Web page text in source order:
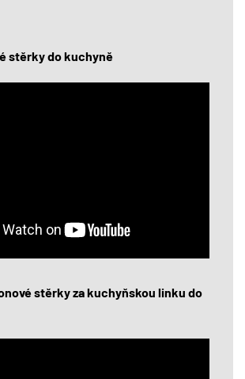
stěrky do kuchyně
stěrky za kuchyňskou linku do